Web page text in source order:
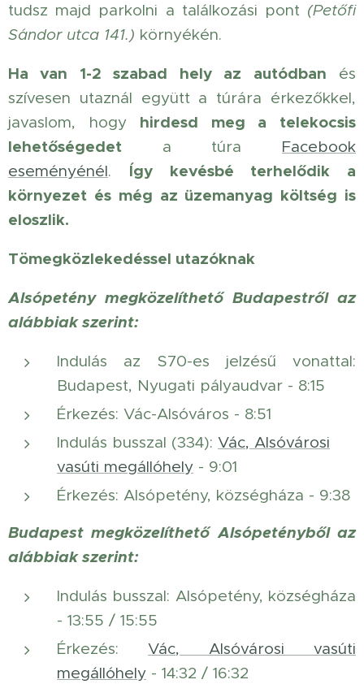
tudsz majd parkolni a találkozási pont (Petőfi
Sándor utca 141.) környékén.
Ha van 1-2 szabad hely az autódban és
szívesen utaznál együtt a túrára érkezőkkel,
javaslom, hogy hirdesd meg a telekocsis
lehetőségedet a túra Facebook
eseményénél. Így kevésbé terhelődik a
környezet és még az üzemanyag költség is
eloszlik.
Tömegközlekedéssel utazóknak
Alsópetény megközelíthető Budapestről az
alábbiak szerint:
Indulás az S70-es jelzésű vonattal:
Budapest, Nyugati pályaudvar - 8:15
Érkezés: Vác-Alsóváros - 8:51
Indulás busszal (334): Vác, Alsóvárosi
vasúti megállóhely - 9:01
Érkezés: Alsópetény, községháza - 9:38
Budapest megközelíthető Alsópetényből az
alábbiak szerint:
Indulás busszal: Alsópetény, községháza
- 13:55 / 15:55
Érkezés: Vác, Alsóvárosi vasúti
megállóhely - 14:32 / 16:32